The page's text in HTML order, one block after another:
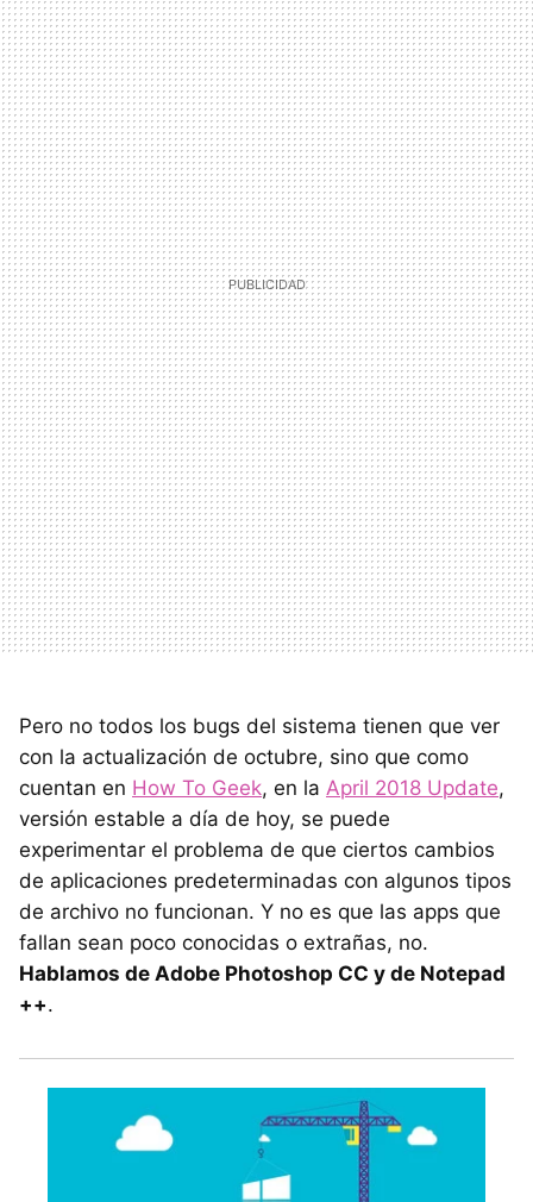
Pero no todos los bugs del sistema tienen que ver
con la actualización de octubre, sino que como
cuentan en How To Geek, en la April 2018 Update,
versión estable a día de hoy, se puede
experimentar el problema de que ciertos cambios
de aplicaciones predeterminadas con algunos tipos
de archivo no funcionan. Y no es que las apps que
fallan sean poco conocidas o extrañas, no.
Hablamos de Adobe Photoshop CC y de Notepad
++.